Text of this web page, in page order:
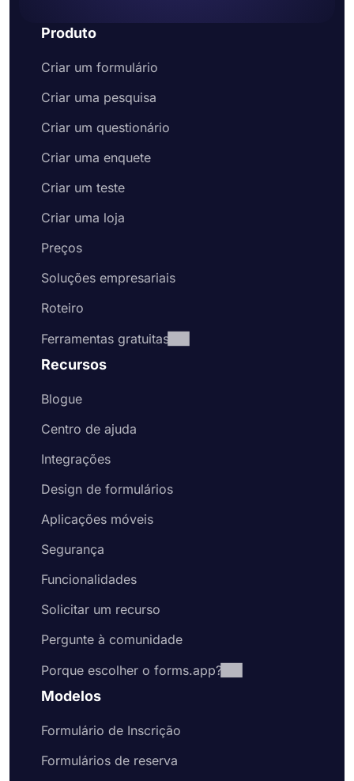
Produto
Criar um formulário
Criar uma pesquisa
Criar um questionário
Criar uma enquete
Criar um teste
Criar uma loja
Preços
Soluções empresariais
Roteiro
Ferramentas gratuitas
Recursos
Blogue
Centro de ajuda
Integrações
Design de formulários
Aplicações móveis
Segurança
Funcionalidades
Solicitar um recurso
Pergunte à comunidade
Porque escolher o forms.app?
Modelos
Formulário de Inscrição
Formulários de reserva